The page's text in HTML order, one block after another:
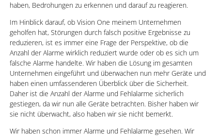
haben, Bedrohungen zu erkennen und darauf zu reagieren.
Im Hinblick darauf, ob Vision One meinem Unternehmen
geholfen hat, Störungen durch falsch positive Ergebnisse zu
reduzieren, ist es immer eine Frage der Perspektive, ob die
Anzahl der Alarme wirklich reduziert wurde oder ob es sich um
falsche Alarme handelte. Wir haben die Lösung im gesamten
Unternehmen eingeführt und überwachen nun mehr Geräte und
haben einen umfassenderen Überblick über die Sicherheit.
Daher ist die Anzahl der Alarme und Fehlalarme sicherlich
gestiegen, da wir nun alle Geräte betrachten. Bisher haben wir
sie nicht überwacht, also haben wir sie nicht bemerkt.
Wir haben schon immer Alarme und Fehlalarme gesehen. Wir